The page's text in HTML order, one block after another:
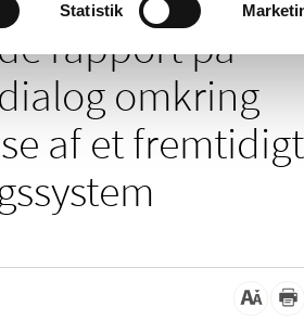
Statistik
rapport på
omkring
af et fremtidigt